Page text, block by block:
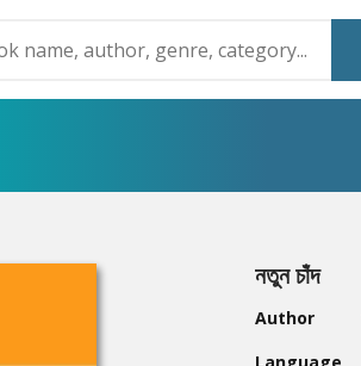
Humayun Ahmed
Mouri Morium
নতুন চাঁদ
Author